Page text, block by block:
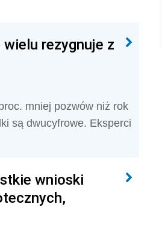
rezygnuje z
mniej pozwów niż rok
są dwucyfrowe. Eksperci
wnioski